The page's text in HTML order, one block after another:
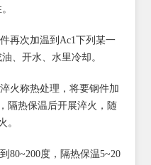
再次加温到Ac1下列某一
、开水、水里冷却。
火称热处理，将要钢件加
隔热保温后开展淬火，随
。
80~200度，隔热保温5~20